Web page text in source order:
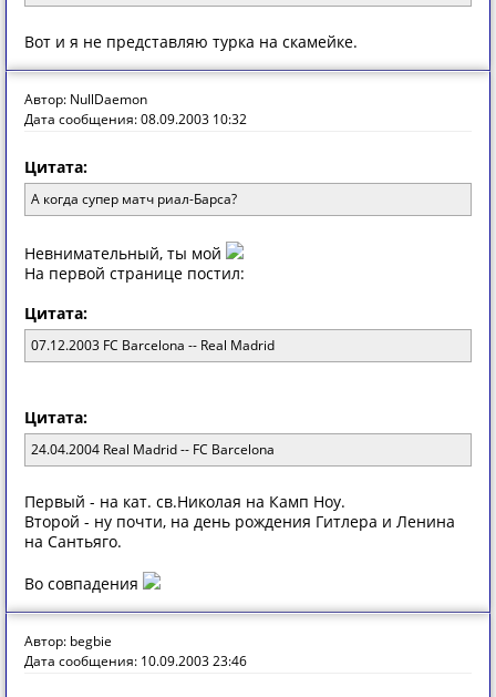
Вот и я не представляю турка на скамейке.
Автор: NullDaemon
Дата сообщения: 08.09.2003 10:32
Цитата:
А когда супер матч риал-Барса?
Невнимательный, ты мой
На первой странице постил:
Цитата:
07.12.2003 FC Barcelona -- Real Madrid
Цитата:
24.04.2004 Real Madrid -- FC Barcelona
Первый - на кат. св.Николая на Камп Ноу.
Второй - ну почти, на день рождения Гитлера и Ленина
на Сантьяго.
Во совпадения
Автор: begbie
Дата сообщения: 10.09.2003 23:46